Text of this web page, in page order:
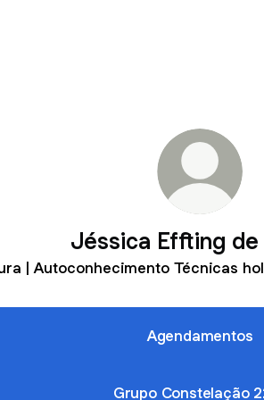
Jéssica Effting de
| Autoconhecimento Técnicas
Agendamentos
Grupo Constelação